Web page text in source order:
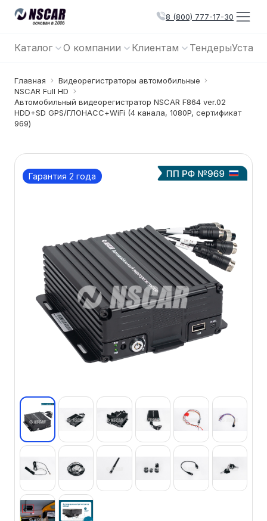
8 (800) 777-17-30
Каталог О компании Клиентам Тендеры
Главная
Видеорегистраторы автомобильные
NSCAR Full HD
Автомобильный видеорегистратор NSCAR F864 ver.02
HDD+SD GPS/ГЛОНАСС+WiFi (4 канала, 1080P, сертификат
969)
Гарантия 2 года